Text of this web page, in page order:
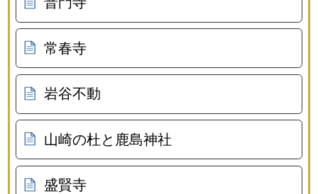
常春寺
岩谷不動
山崎の杜と鹿島神社
盛賢寺